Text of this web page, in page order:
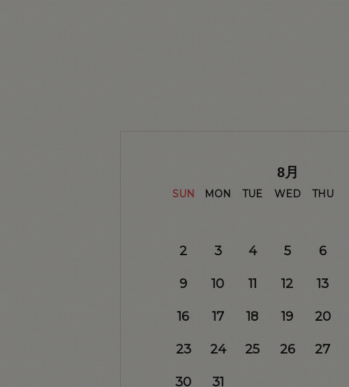
8月
SUN MON TUE WED THU
2 3 4 5 6
9 10 11 12 13
16 17 18 19 20
23 24 25 26 27
30 31